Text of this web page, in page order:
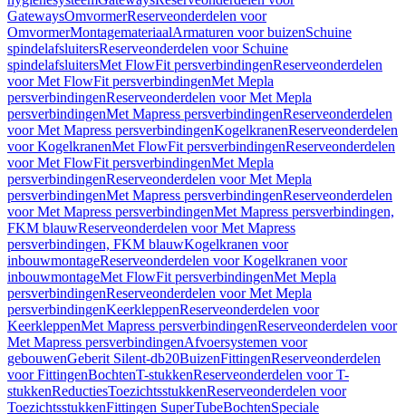
GatewaysOmvormerReserveonderdelen voor
OmvormerMontagemateriaalArmaturen voor buizenSchuine
spindelafsluitersReserveonderdelen voor Schuine
spindelafsluitersMet FlowFit persverbindingenReserveonderdelen
voor Met FlowFit persverbindingenMet Mepla
persverbindingenReserveonderdelen voor Met Mepla
persverbindingenMet Mapress persverbindingenReserveonderdelen
voor Met Mapress persverbindingenKogelkranenReserveonderdelen
voor KogelkranenMet FlowFit persverbindingenReserveonderdelen
voor Met FlowFit persverbindingenMet Mepla
persverbindingenReserveonderdelen voor Met Mepla
persverbindingenMet Mapress persverbindingenReserveonderdelen
voor Met Mapress persverbindingenMet Mapress persverbindingen,
FKM blauwReserveonderdelen voor Met Mapress
persverbindingen, FKM blauwKogelkranen voor
inbouwmontageReserveonderdelen voor Kogelkranen voor
inbouwmontageMet FlowFit persverbindingenMet Mepla
persverbindingenReserveonderdelen voor Met Mepla
persverbindingenKeerkleppenReserveonderdelen voor
KeerkleppenMet Mapress persverbindingenReserveonderdelen voor
Met Mapress persverbindingenAfvoersystemen voor
gebouwenGeberit Silent-db20BuizenFittingenReserveonderdelen
voor FittingenBochtenT-stukkenReserveonderdelen voor T-
stukkenReductiesToezichtsstukkenReserveonderdelen voor
ToezichtsstukkenFittingen SuperTubeBochtenSpeciale